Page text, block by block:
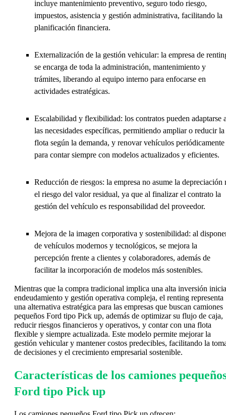
incluye mantenimiento preventivo, seguro todo riesgo,
impuestos, asistencia y gestión administrativa, facilitando la
planificación financiera.
Externalización de la gestión vehicular: la empresa de
se encarga de toda la administración, mantenimiento y
trámites, liberando al equipo interno para enfocarse en
actividades estratégicas.
Escalabilidad y flexibilidad: los contratos pueden adaptarse
las necesidades específicas, permitiendo ampliar o reducir la
flota según la demanda, y renovar vehículos periódicamente
para contar siempre con modelos actualizados y eficientes.
Reducción de riesgos: la empresa no asume la depreciación
el riesgo del valor residual, ya que al finalizar el contrato la
gestión del vehículo es responsabilidad del proveedor.
Mejora de la imagen corporativa y sostenibilidad: al
de vehículos modernos y tecnológicos, se mejora la
percepción frente a clientes y colaboradores, además de
facilitar la incorporación de modelos más sostenibles.
Mientras que la compra tradicional implica una alta inversión
endeudamiento y gestión operativa compleja, el renting representa
una alternativa estratégica para las empresas que buscan camiones
pequeños Ford tipo Pick up, además de optimizar su flujo de caja,
reducir riesgos financieros y operativos, y contar con una flota
flexible y siempre actualizada. Este modelo permite mejorar la
gestión vehicular y mantener costos predecibles, facilitando la
de decisiones y el crecimiento empresarial sostenible.
Características de los camiones
Ford tipo Pick up